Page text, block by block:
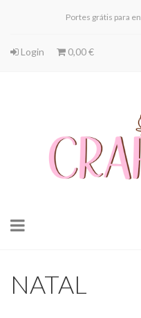
Portes grátis para
Login 0,00 €
Toggle
NATAL